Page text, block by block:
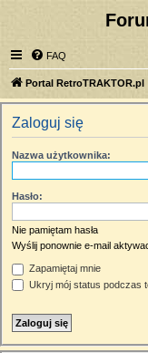
FAQ
Portal RetroTRAKTOR.pl
Zaloguj się
Nazwa użytkownika:
Hasło:
Nie pamiętam hasła
Wyślij ponownie e-mail
Zapamiętaj mnie
Ukryj mój status podczas